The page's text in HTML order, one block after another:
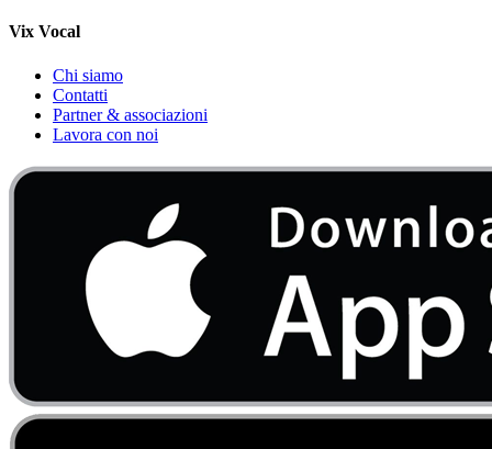
Vix Vocal
Chi siamo
Contatti
Partner & associazioni
Lavora con noi